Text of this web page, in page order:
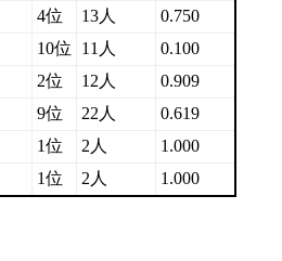
4位 13人
0.750
10位 11人
0.100
2位 12人
0.909
9位 22人
0.619
1位 2人
1.000
1位 2人 1.000